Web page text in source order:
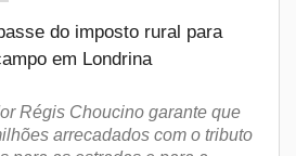
do imposto rural para
em Londrina
Régis Choucino garante que
arrecadados com o tributo